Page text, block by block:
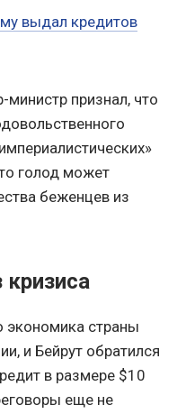
выдал кредитов
министр признал, что
голод может
беженцев из
экономика страны
и Бейрут обратился
в размере $10
еще не